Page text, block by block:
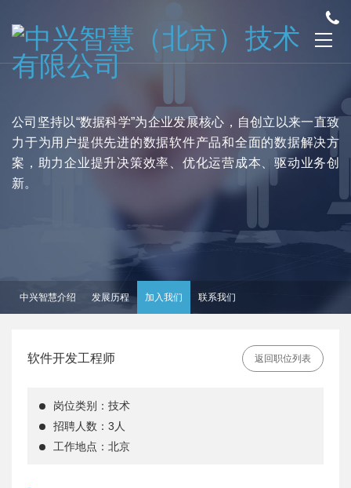
公司坚持以“数据科学”为企业发展核心，自创立以来一直致
力于为用户提供先进的数据软件产品和全面的数据解决方
案，助力企业提升决策效率、优化运营成本、驱动业务创
新。
中兴智慧介绍 发展历程 加入我们 联系我们
软件开发工程师 返回职位列表
岗位类别：技术
招聘人数：3人
工作地点：北京